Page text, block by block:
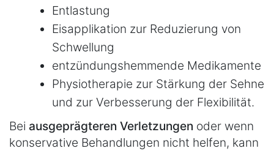
Entlastung
Eisapplikation zur Reduzierung von
Schwellung
entzündungshemmende Medikamente
Physiotherapie zur Stärkung der Sehne
und zur Verbesserung der Flexibilität.
Bei ausgeprägteren Verletzungen oder wenn
konservative Behandlungen nicht helfen, kann